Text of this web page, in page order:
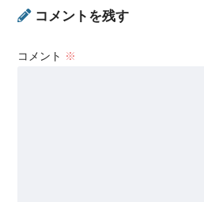
コメントを残す
コメント ※